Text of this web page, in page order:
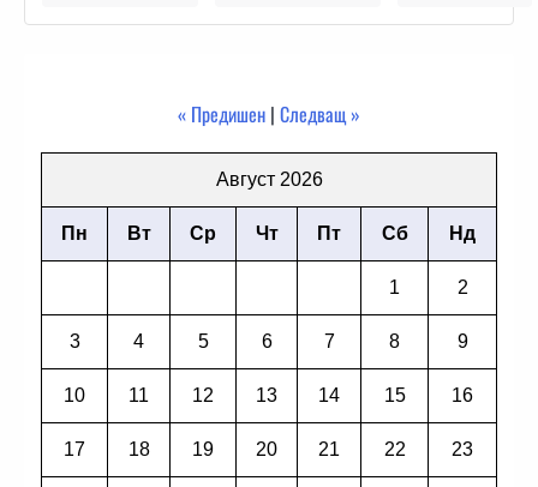
« Предишен | Следващ »
Август 2026
Пн Вт Ср Чт Пт Сб Нд
1 2
3 4 5 6 7 8 9
10 11 12 13 14 15 16
17 18 19 20 21 22 23